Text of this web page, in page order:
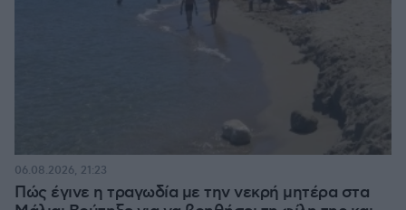
Πώς έγινε η τραγωδία με την νεκρή μητέρα στα
06.08.2026, 21:23